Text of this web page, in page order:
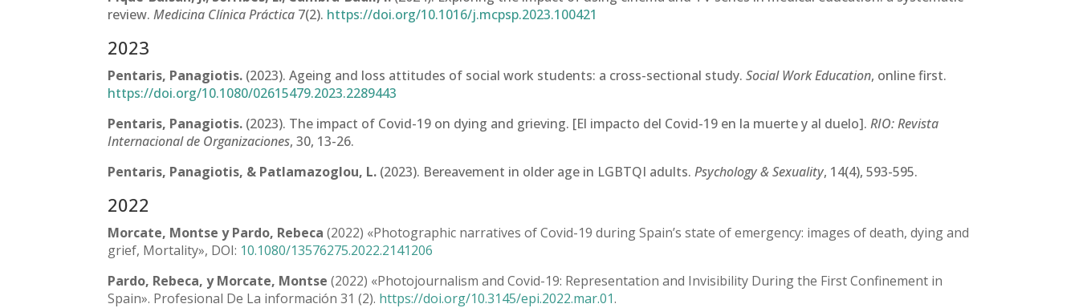
review.Medicina Clínica Práctica 7(2). https://doi.org/10.1016/j.mcpsp.2023.100421
2023
Pentaris, Panagiotis. (2023). Ageing and loss attitudes of social work students: a cross-sectional study.Social Work Education, online first.
https://doi.org/10.1080/02615479.2023.2289443
Pentaris, Panagiotis. (2023). The impact of Covid-19 on dying and grieving. [El impacto del Covid-19 en la muerte y al duelo].RIO: Revista
Internacional de Organizaciones, 30, 13-26.
Pentaris, Panagiotis, & Patlamazoglou, L. (2023). Bereavement in older age in LGBTQI adults.Psychology & Sexuality, 14(4), 593-595.
2022
Morcate, Montse y Pardo, Rebeca (2022) «Photographic narratives of Covid-19 during Spain’s state of emergency: images of death, dying and
grief, Mortality», DOI: 10.1080/13576275.2022.2141206
Pardo, Rebeca, y Morcate, Montse (2022) «Photojournalism and Covid-19: Representation and Invisibility During the First Confinement in
Spain». Profesional De La información 31 (2). https://doi.org/10.3145/epi.2022.mar.01.